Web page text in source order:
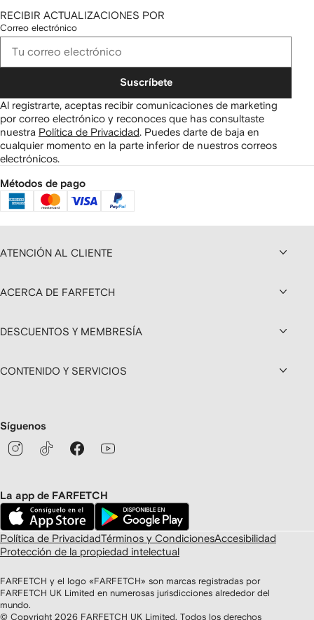
RECIBIR ACTUALIZACIONES POR
Correo electrónico
Suscríbete
Al registrarte, aceptas recibir comunicaciones de marketing
por correo electrónico y reconoces que has consultaste
nuestra Política de Privacidad Puedes darte de baja en
cualquier momento en la parte inferior de nuestros correos
electrónicos.
Métodos de pago
ATENCIÓN AL CLIENTE
ACERCA DE FARFETCH
DESCUENTOS Y MEMBRESÍA
CONTENIDO Y SERVICIOS
Síguenos
La app de FARFETCH
Política de PrivacidadTérminos y CondicionesAccesibilidad
Protección de la propiedad intelectual
FARFETCH y el logo «FARFETCH» son marcas registradas por
FARFETCH UK Limited en numerosas jurisdicciones alrededor del
mundo.
© Copyright 2026 FARFETCH UK Limited. Todos los derechos